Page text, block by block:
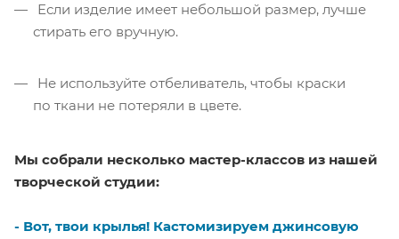
Если изделие имеет небольшой размер, лучше
стирать его вручную.
Не используйте отбеливатель, чтобы краски
по ткани не потеряли в цвете.
Мы собрали несколько мастер-классов из нашей
творческой студии:
- Вот, твои крылья! Кастомизируем джинсовую